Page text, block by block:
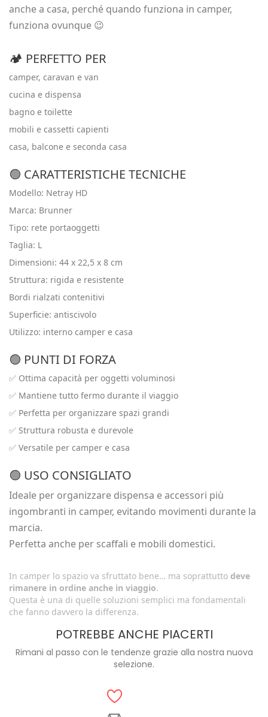
anche a casa, perché quando funziona in camper,
funziona ovunque 😉
🏕️ PERFETTO PER
camper, caravan e van
cucina e dispensa
bagno e toilette
mobili e cassetti capienti
casa, balcone e seconda casa
🟢 CARATTERISTICHE TECNICHE
Modello: Netray HD
Marca: Brunner
Tipo: rete portaoggetti
Taglia: L
Dimensioni: 44 x 22,5 x 8 cm
Struttura: rigida e resistente
Bordi rialzati contenitivi
Superficie: antiscivolo
Utilizzo: interno camper e casa
🟢 PUNTI DI FORZA
✅ Ottima capacità per oggetti voluminosi
✅ Mantiene tutto fermo durante il viaggio
✅ Perfetta per organizzare spazi grandi
✅ Struttura robusta e durevole
✅ Versatile per camper e casa
🟢 USO CONSIGLIATO
Ideale per organizzare dispensa e accessori più
ingombranti in camper, evitando movimenti durante la
marcia.
Perfetta anche per scaffali e mobili domestici.
In camper lo spazio va sfruttato bene… ma soprattutto deve
rimanere in ordine anche in viaggio.
Questa è una di quelle soluzioni semplici ma fondamentali
che fanno davvero la differenza.
POTREBBE ANCHE PIACERTI
Rimani al passo con le tendenze grazie alla nostra nuova
selezione.